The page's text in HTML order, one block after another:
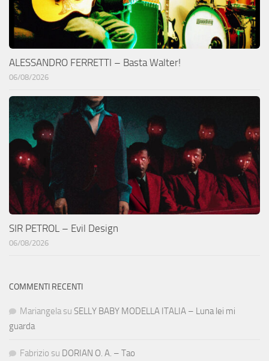
ALESSANDRO FERRETTI – Basta Walter!
06/08/2026
SIR PETROL – Evil Design
06/08/2026
COMMENTI RECENTI
Mariangela su SELLY BABY MODELLA ITALIA – Luna lei mi
guarda
Fabrizio su DORIAN O. A. – Tao